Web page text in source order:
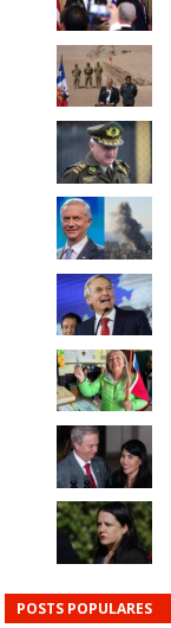
POSTS POPULARES